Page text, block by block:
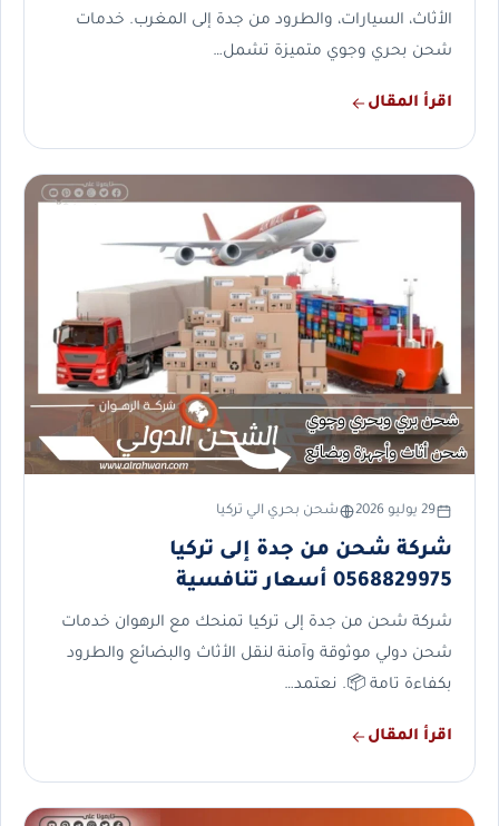
الأثاث، السيارات، والطرود من جدة إلى المغرب. خدمات
شحن بحري وجوي متميزة تشمل…
اقرأ المقال
29 يوليو 2026 شحن بحري الي تركيا
شركة شحن من جدة إلى تركيا
0568829975 أسعار تنافسية
شركة شحن من جدة إلى تركيا تمنحك مع الرهوان خدمات
شحن دولي موثوقة وآمنة لنقل الأثاث والبضائع والطرود
بكفاءة تامة 📦. نعتمد…
اقرأ المقال